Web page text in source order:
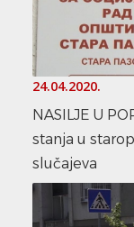
24.04.2020.
NASILJE U
stanja u
slučajeva